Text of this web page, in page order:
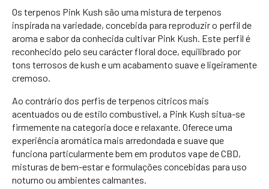
Os terpenos Pink Kush são uma mistura de terpenos
inspirada na variedade, concebida para reproduzir o perfil de
aroma e sabor da conhecida cultivar Pink Kush. Este perfil é
reconhecido pelo seu carácter floral doce, equilibrado por
tons terrosos de kush e um acabamento suave e ligeiramente
cremoso.
Ao contrário dos perfis de terpenos cítricos mais
acentuados ou de estilo combustível, a Pink Kush situa-se
firmemente na categoria doce e relaxante. Oferece uma
experiência aromática mais arredondada e suave que
funciona particularmente bem em produtos vape de CBD,
misturas de bem-estar e formulações concebidas para uso
noturno ou ambientes calmantes.